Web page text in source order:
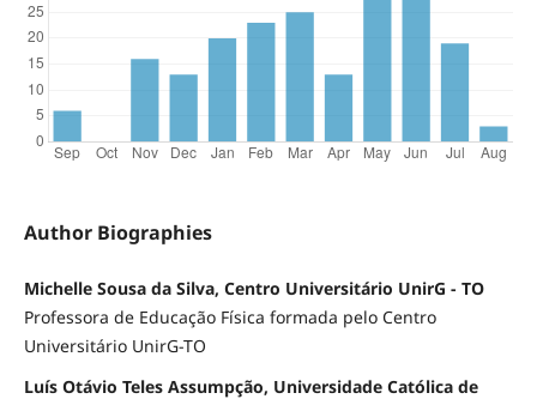
Author Biographies
Michelle Sousa da Silva, Centro Universitário UnirG - TO
Professora de Educação Física formada pelo Centro
Universitário UnirG-TO
Luís Otávio Teles Assumpção, Universidade Católica de